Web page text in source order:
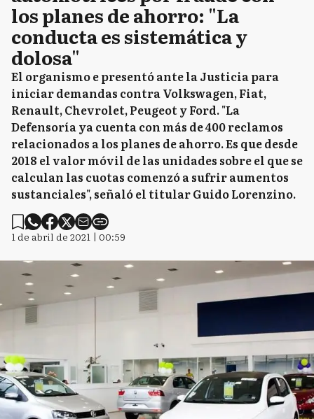
los planes de ahorro: "La
conducta es sistemática y
dolosa"
El organismo e presentó ante la Justicia para
iniciar demandas contra Volkswagen, Fiat,
Renault, Chevrolet, Peugeot y Ford. "La
Defensoría ya cuenta con más de 400 reclamos
relacionados a los planes de ahorro. Es que desde
2018 el valor móvil de las unidades sobre el que se
calculan las cuotas comenzó a sufrir aumentos
sustanciales", señaló el titular Guido Lorenzino.
1 de abril de 2021 | 00:59